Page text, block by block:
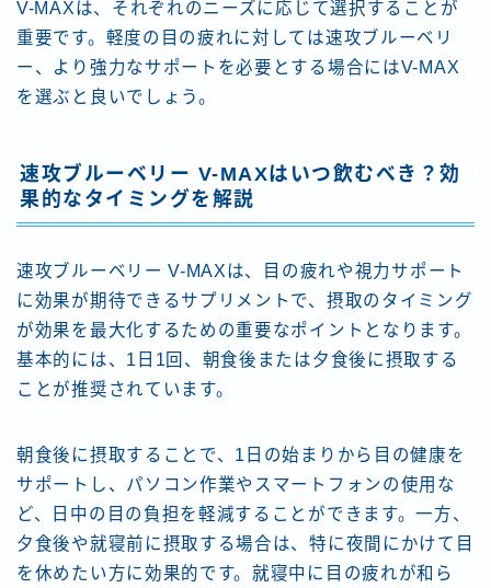
V-MAXは、それぞれのニーズに応じて選択することが
重要です。軽度の目の疲れに対しては速攻ブルーベリ
ー、より強力なサポートを必要とする場合にはV-MAX
を選ぶと良いでしょう。
速攻ブルーベリー V-MAXはいつ飲むべき？効
果的なタイミングを解説
速攻ブルーベリー V-MAXは、目の疲れや視力サポート
に効果が期待できるサプリメントで、摂取のタイミング
が効果を最大化するための重要なポイントとなります。
基本的には、1日1回、朝食後または夕食後に摂取する
ことが推奨されています。
朝食後に摂取することで、1日の始まりから目の健康を
サポートし、パソコン作業やスマートフォンの使用な
ど、日中の目の負担を軽減することができます。一方、
夕食後や就寝前に摂取する場合は、特に夜間にかけて目
を休めたい方に効果的です。就寝中に目の疲れが和ら